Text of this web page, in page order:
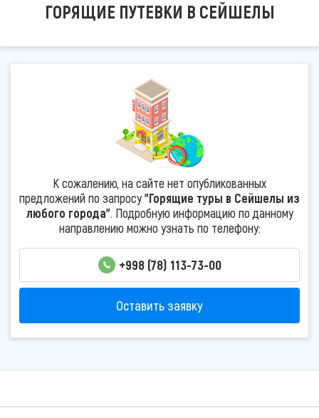
ГОРЯЩИЕ ПУТЕВКИ В СЕЙШЕЛЫ
К сожалению, на сайте нет опубликованных
предложений по запросу"Горящие туры в Сейшелы из
любого города". Подробную информацию по данному
направлению можно узнать по телефону:
+998 (78) 113-73-00
Оставить заявку